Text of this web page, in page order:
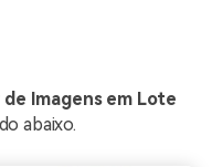
de Imagens em Lote
abaixo.